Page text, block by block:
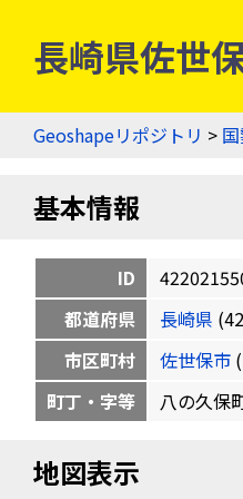
長崎県佐世
Geoshapeリポジトリ >
基本情報
ID
都道府県
長崎県
市区町村
佐世保市
町丁・字等
八の久保
地図表示